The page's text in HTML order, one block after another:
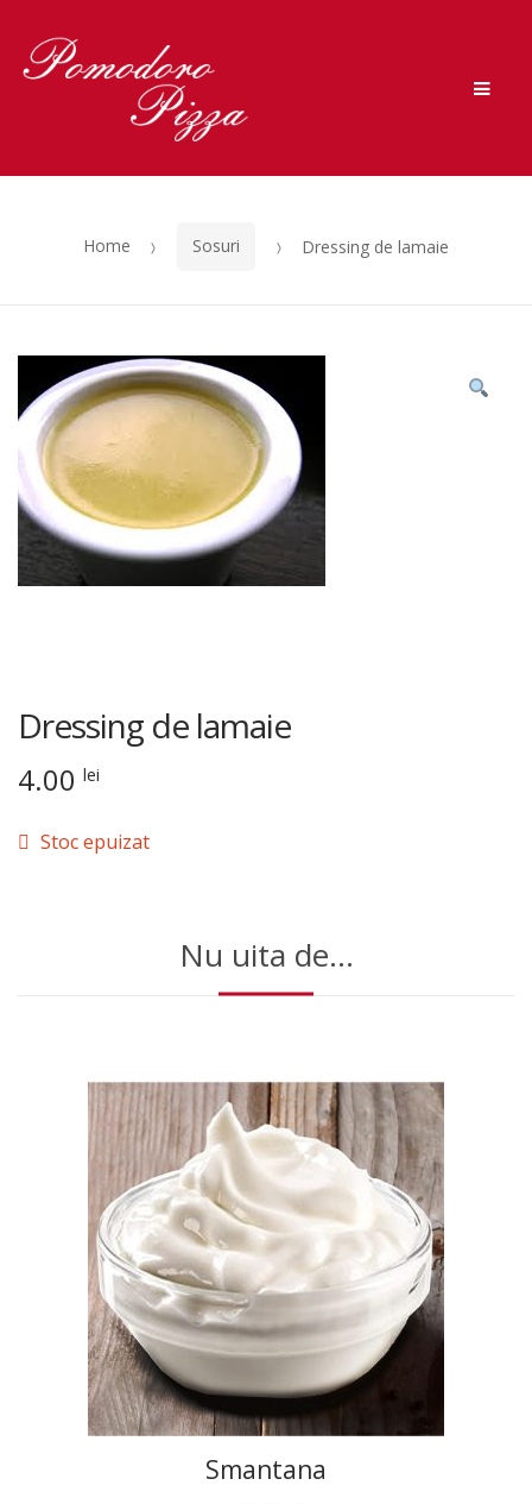
Skip to navigation
Skip to content
Home Sosuri Dressing de lamaie
Dressing de lamaie
4.00 lei
Stoc epuizat
Nu uita de...
Smantana